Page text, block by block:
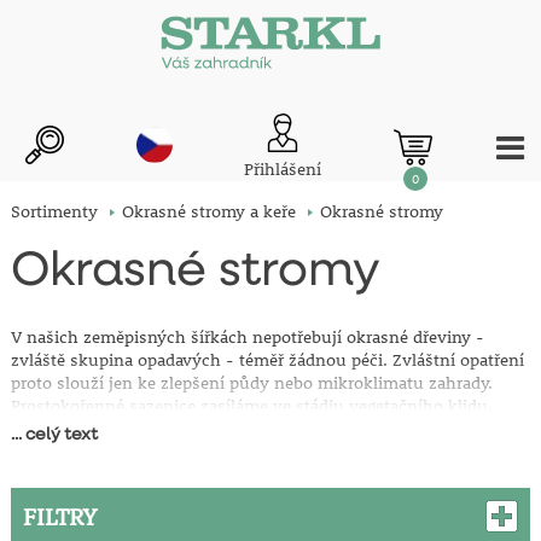
Přihlášení 0
Sortimenty Okrasné stromy a keře Okrasné stromy
Okrasné stromy
V našich zeměpisných šířkách nepotřebují okrasné dřeviny -
zvláště skupina opadavých - téměř žádnou péči. Zvláštní opatření
proto slouží jen ke zlepšení půdy nebo mikroklimatu zahrady.
Prostokořenné sazenice zasíláme ve stádiu vegetačního klidu.
Upozornění pro jarní sezónu: Prostokořenné sazenice zasíláme ve
Upozornění pro podzimní sezónu: Prostokořenné sazenice
... celý text
FILTRY